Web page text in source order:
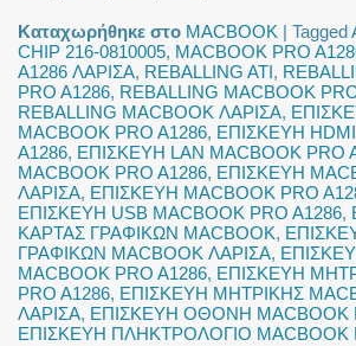
Καταχωρήθηκε στο MACBOOK |Tagged
CHIP 216-0810005, MACBOOK PRO
A1286 ΛΑΡΙΣΑ, REBALLING ATI,
PRO A1286, REBALLING MACBOOK
REBALLING MACBOOK ΛΑΡΙΣΑ,
MACBOOK PRO A1286, ΕΠΙΣΚΕΥΗ
A1286, ΕΠΙΣΚΕΥΗ LAN MACBOOK PRO
MACBOOK PRO A1286, ΕΠΙΣΚΕΥΗ
ΛΑΡΙΣΑ, ΕΠΙΣΚΕΥΗ MACBOOK PRO
ΕΠΙΣΚΕΥΗ USB MACBOOK PRO A1286,
ΚΑΡΤΑΣ ΓΡΑΦΙΚΩΝ MACBOOK,
ΓΡΑΦΙΚΩΝ MACBOOK ΛΑΡΙΣΑ,
MACBOOK PRO A1286, ΕΠΙΣΚΕΥΗ
PRO A1286, ΕΠΙΣΚΕΥΗ ΜΗΤΡΙΚΗΣ
ΛΑΡΙΣΑ, ΕΠΙΣΚΕΥΗ ΟΘΟΝΗ MACBOOK
ΕΠΙΣΚΕΥΗ ΠΛΗΚΤΡΟΛΟΓΙΟ MACBOOK